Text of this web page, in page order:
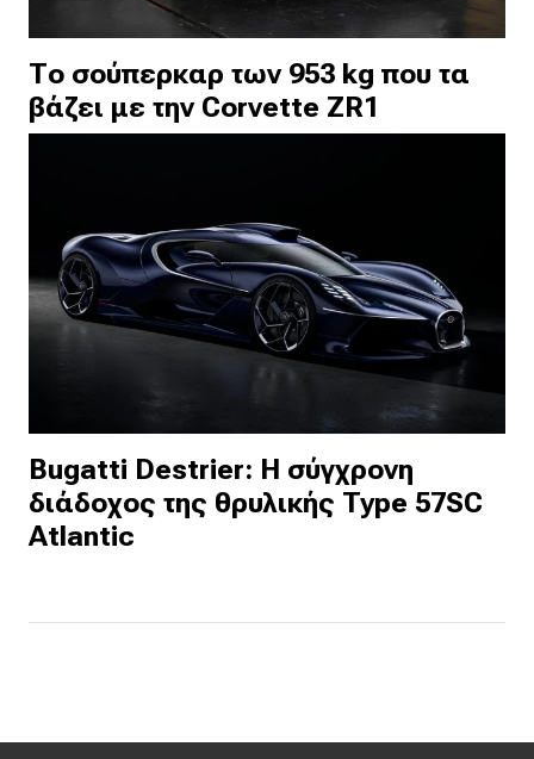
Το σούπερκαρ των 953 kg που τα
βάζει με την Corvette ZR1
Bugatti Destrier: Η σύγχρονη
διάδοχος της θρυλικής Type 57SC
Atlantic